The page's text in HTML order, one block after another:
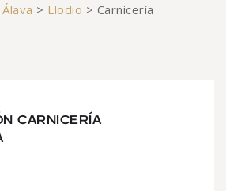
Álava > Llodio > Carnicería
CARNICERÍA